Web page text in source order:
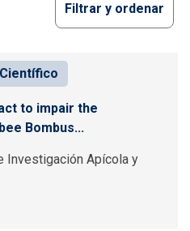
Filtrar y ordenar
to impair the
Bombus...
Investigación Apícola y